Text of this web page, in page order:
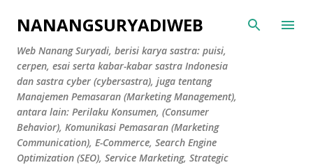
Skip to main content
NANANGSURYADIWEB
Web Nanang Suryadi, berisi karya sastra: puisi,
cerpen, esai serta kabar-kabar sastra Indonesia
dan sastra cyber (cybersastra), juga tentang
Manajemen Pemasaran (Marketing Management),
antara lain: Perilaku Konsumen, (Consumer
Behavior), Komunikasi Pemasaran (Marketing
Communication), E-Commerce, Search Engine
Optimization (SEO), Service Marketing, Strategic